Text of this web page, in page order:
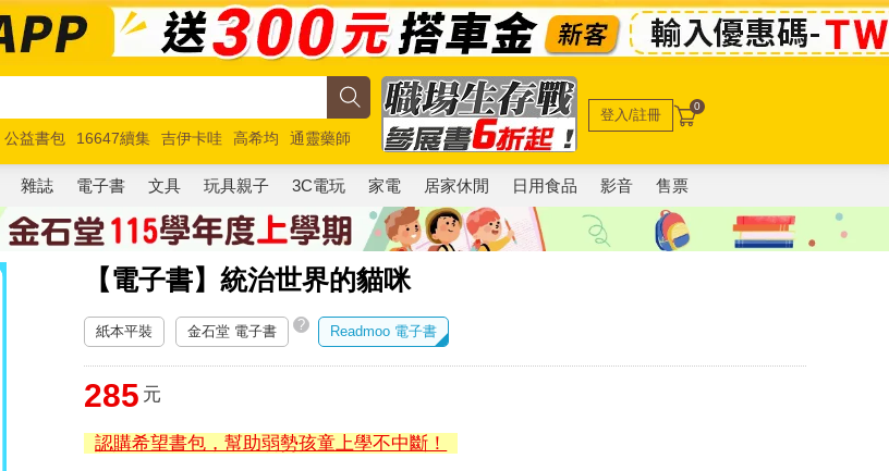
公益書包 16647續集 吉伊卡哇 高希均
通靈藥師
馬斯克 玩具總動員5 超慢跑
登入/註冊 0
雜誌 電子書 文具 玩具親子 3C電玩 家電 居家休閒 日用食品 影音 售票
【電子書】統治世界的貓咪
紙本平裝 金石堂 電子書 ? Readmoo 電子書
285 元
認購希望書包，幫助弱勢孩童上學不中斷！